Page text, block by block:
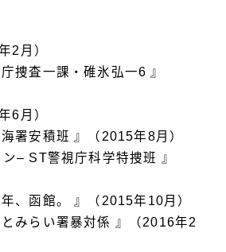
2月）
捜査一課・碓氷弘一6 』
6月）
署安積班 』（2015年8月）
ン– ST警視庁科学特捜班 』
、函館。 』（2015年10月）
とみらい署暴対係 』（2016年2